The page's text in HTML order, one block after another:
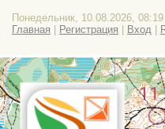
Понедельник, 10.08.2026, 08:19
Главная
Регистрация Вход